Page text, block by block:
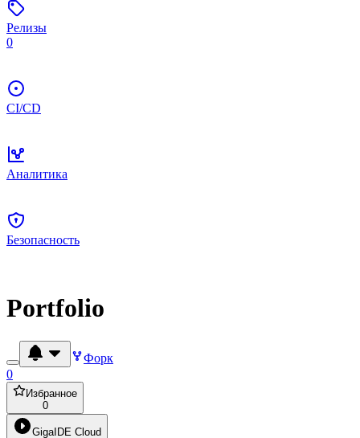
Релизы
0
CI/CD
Аналитика
Безопасность
Portfolio
Форк
0
Избранное
0
GigaIDE Cloud